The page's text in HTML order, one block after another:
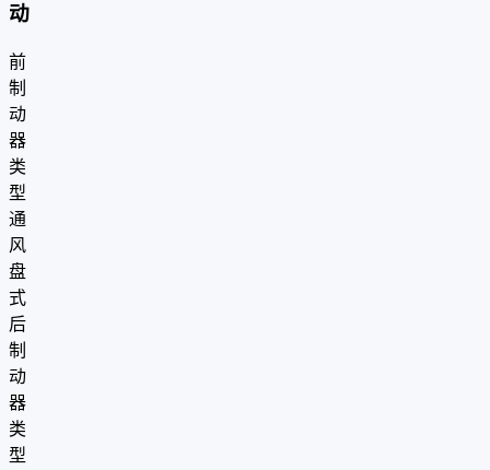
动
前
制
动
器
类
型
通
风
盘
式
后
制
动
器
类
型